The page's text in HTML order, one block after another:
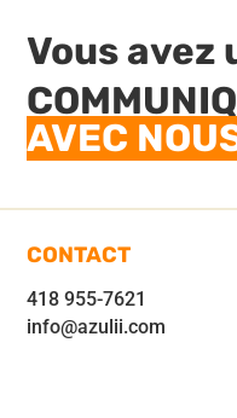
Vous avez
AVEC
CONTACT
418 955-7621
info@azulii.com